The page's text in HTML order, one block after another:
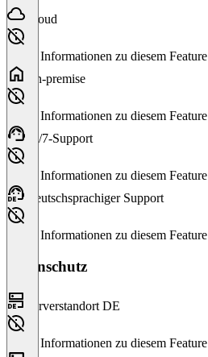
Cloud
Keine Informationen zu diesem Feature
On-premise
Keine Informationen zu diesem Feature
24/7-Support
Keine Informationen zu diesem Feature
Deutschsprachiger Support
Keine Informationen zu diesem Feature
Datenschutz
Serverstandort DE
Keine Informationen zu diesem Feature